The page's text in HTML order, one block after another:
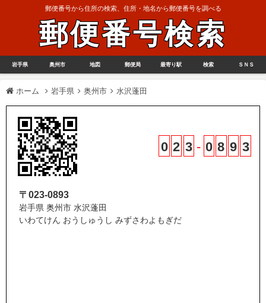
郵便番号から住所の検索、住所・地名から郵便番号を調べる
郵便番号検索
岩手県 奥州市 地図 郵便局 最寄り駅 検索 ＳＮＳ
ホーム 岩手県 奥州市 水沢蓬田
0 2 3 - 0 8 9 3
〒023-0893
岩手県 奥州市 水沢蓬田
いわてけん おうしゅうし みずさわよもぎだ